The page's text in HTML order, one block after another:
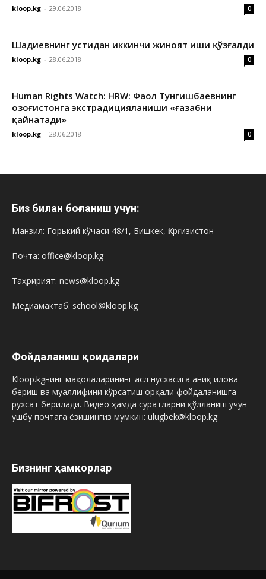
kloop.kg - 29.06.2018 0
Шадиевнинг устидан иккинчи жиноят иши қўзғалди
kloop.kg - 28.06.2018 0
Human Rights Watch: HRW: Фаол Тунгишбаевнинг
Қозоғистонга экстрадицияланиши «ғазабни
қайнатади»
kloop.kg - 28.06.2018 0
Биз билан боғланиш учун:
Манзил: Горький кўчаси 48/1, Бишкек, Қирғизистон
Почта: office@kloop.kg
Таҳририят: news@kloop.kg
Медиамактаб: school@kloop.kg
Фойдаланиш қоидалари
Kloop.kgнинг мақолаларининг асл нусхасига аниқ илова
бериш ва муаллифини кўрсатиш орқали фойдаланишга
рухсат берилади. Видео ҳамда суратларни қўлланиш учун
ушбу почтага ёзишингиз мумкин: ulugbek@kloop.kg
Бизнинг ҳамкорлар